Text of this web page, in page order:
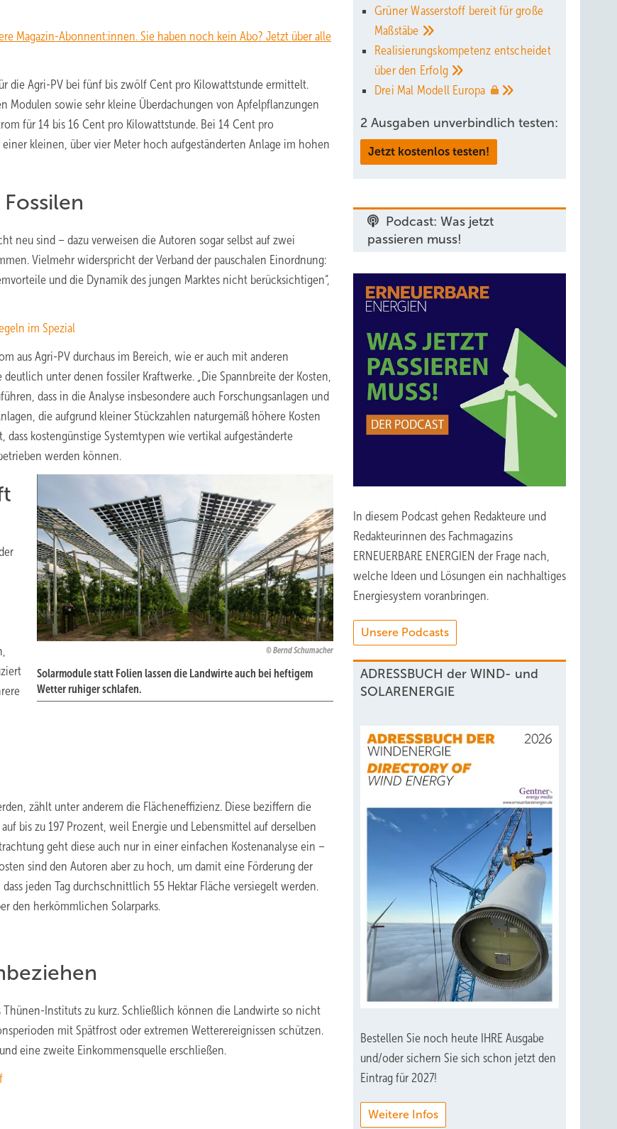
Magazin-Abonnent:innen. Sie haben noch kein Abo? Jetzt über alle
die Agri-PV bei fünf bis zwölf Cent pro Kilowattstunde ermittelt.
Modulen sowie sehr kleine Überdachungen von Apfelpflanzungen
für 14 bis 16 Cent pro Kilowattstunde. Bei 14 Cent pro
kleinen, über vier Meter hoch aufgeständerten Anlage im hohen
neu sind – dazu verweisen die Autoren sogar selbst auf zwei
Vielmehr widerspricht der Verband der pauschalen Einordnung:
und die Dynamik des jungen Marktes nicht berücksichtigen“,
im Spezial
aus Agri-PV durchaus im Bereich, wie er auch mit anderen
unter denen fossiler Kraftwerke. „Die Spannbreite der Kosten,
dass in die Analyse insbesondere auch Forschungsanlagen und
die aufgrund kleiner Stückzahlen naturgemäß höhere Kosten
dass kostengünstige Systemtypen wie vertikal aufgeständerte
werden können.
Bernd Schumacher
Solarmodule statt Folien lassen die Landwirte auch bei heftigem
Wetter ruhiger schlafen.
zählt unter anderem die Flächeneffizienz. Diese beziffern die
bis zu 197 Prozent, weil Energie und Lebensmittel auf derselben
geht diese auch nur in einer einfachen Kostenanalyse ein –
sind den Autoren aber zu hoch, um damit eine Förderung der
jeden Tag durchschnittlich 55 Hektar Fläche versiegelt werden.
den herkömmlichen Solarparks.
Instituts zu kurz. Schließlich können die Landwirte so nicht
mit Spätfrost oder extremen Wetterereignissen schützen.
eine zweite Einkommensquelle erschließen.
Grüner Wasserstoff bereit für große
Maßstäbe
Realisierungskompetenz entscheidet
über den Erfolg
Drei Mal Modell Europa
2 Ausgaben unverbindlich testen:
Jetzt kostenlos testen!
Podcast: Was jetzt
passieren muss!
In diesem Podcast gehen Redakteure und
Redakteurinnen des Fachmagazins
ERNEUERBARE ENERGIEN der Frage nach,
welche Ideen und Lösungen ein nachhaltiges
Energiesystem voranbringen.
Unsere Podcasts
ADRESSBUCH der WIND- und
SOLARENERGIE
Bestellen Sie noch heute IHRE Ausgabe
und/oder sichern Sie sich schon jetzt den
Eintrag für 2027!
Weitere Infos